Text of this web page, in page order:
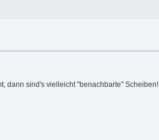
dann sind's vielleicht "benachbarte" Scheiben!